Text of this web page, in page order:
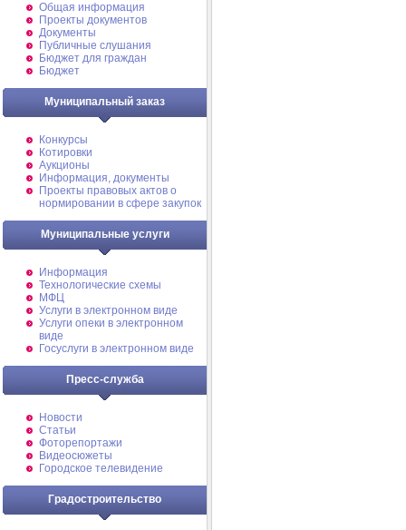
Общая информация
Проекты документов
Документы
Публичные слушания
Бюджет для граждан
Бюджет
Муниципальный заказ
Конкурсы
Котировки
Аукционы
Информация, документы
Проекты правовых актов о
нормировании в сфере закупок
Муниципальные услуги
Информация
Технологические схемы
МФЦ
Услуги в электронном виде
Услуги опеки в электронном
виде
Госуслуги в электронном виде
Пресс-служба
Новости
Статьи
Фоторепортажи
Видеосюжеты
Городское телевидение
Градостроительство